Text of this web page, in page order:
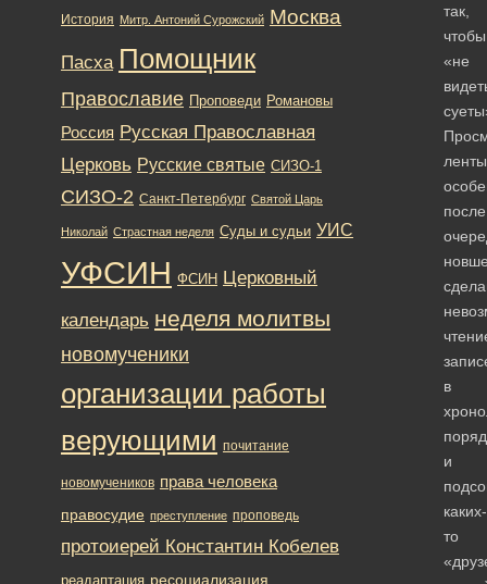
так,
чтобы
«не
после
в
и
каких-
то
История Митр. Антоний Сурожский Москва
Пасха Помощник
Православие Проповеди Романовы
Россия Русская Православная
Церковь Русские святые СИЗО-1
СИЗО-2 Санкт-Петербург Святой Царь
Николай Страстная неделя Суды и судьи УИС
УФСИН ФСИН Церковный
календарь неделя молитвы
новомученики
организации работы
верующими почитание
новомучеников права человека
правосудие преступление проповедь
протоиерей Константин Кобелев
реадаптация ресоциализация